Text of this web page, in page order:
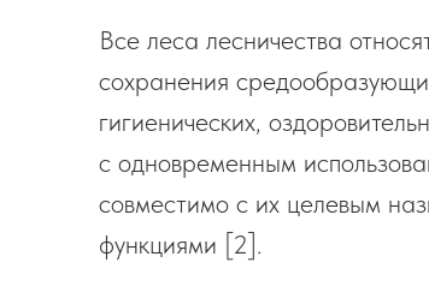
Все леса лесничества
сохранения
гигиенических,
с одновременным
совместимо с их целевым
функциями [2].